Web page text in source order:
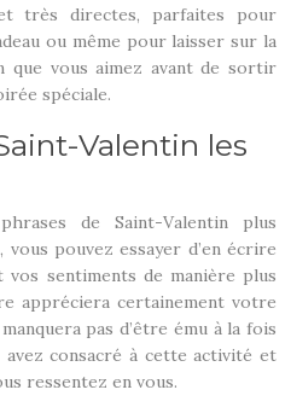
très directes, parfaites pour
ou même pour laisser sur la
que vous aimez avant de sortir
spéciale.
Valentin les
de Saint-Valentin plus
pouvez essayer d’en écrire
vos sentiments de manière plus
appréciera certainement votre
pas d’être ému à la fois
avez consacré à cette activité et
ressentez en vous.